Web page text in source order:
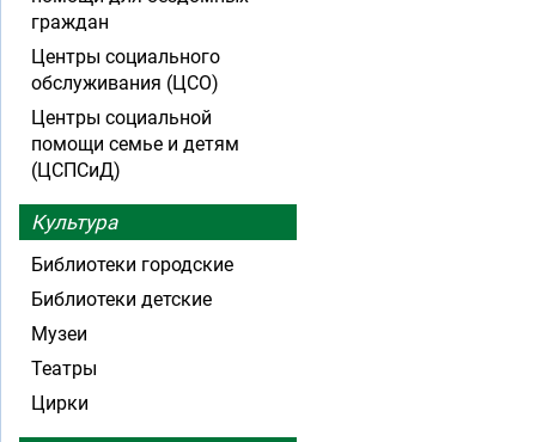
граждан
Центры социального
обслуживания (ЦСО)
Центры социальной
помощи семье и детям
(ЦСПСиД)
Культура
Библиотеки городские
Библиотеки детские
Музеи
Театры
Цирки